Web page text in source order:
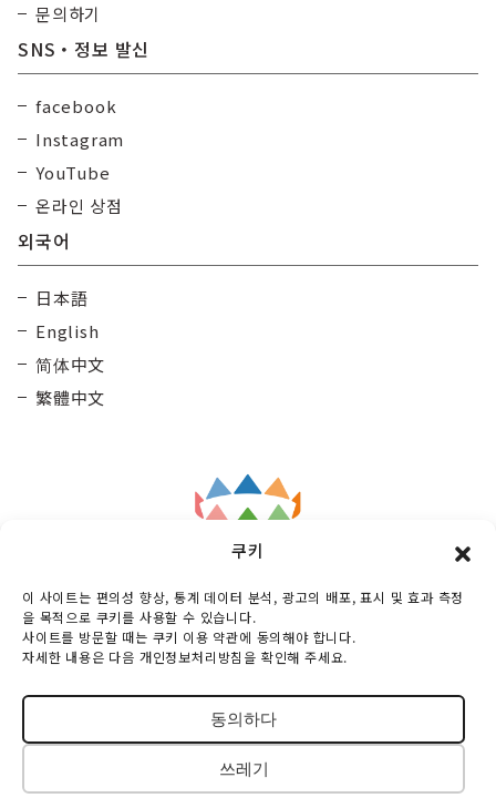
쿠키
이 사이트는 편의성 향상, 통계 데이터 분석, 광고의 배포, 표시 및 효과 측정
을 목적으로 쿠키를 사용할 수 있습니다.
사이트를 방문할 때는 쿠키 이용 약관에 동의해야 합니다.
자세한 내용은 다음 개인정보처리방침을 확인해 주세요.
동의하다
쓰레기
문의하기
SNS・정보 발신
facebook
Instagram
YouTube
온라인 상점
외국어
日本語
English
简体中文
繁體中文
Kamui Mintara DMO
Maruunhall 3rd floor, 10-3-2 Miyashitadoori,
Asahikawa-shi, Hokkaido, 070-0030, Japan
TEL :0166-73-6968
© 2018-2026 TAISETSU KAMUIMINTARA DMO
All Rights Reserved.